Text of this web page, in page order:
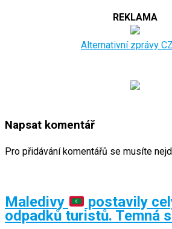
REKLAMA
Alternativní zprávy
Napsat komentář
Pro přidávání komentářů se musíte
Maledivy
postavily
odpadků turistů. Temná